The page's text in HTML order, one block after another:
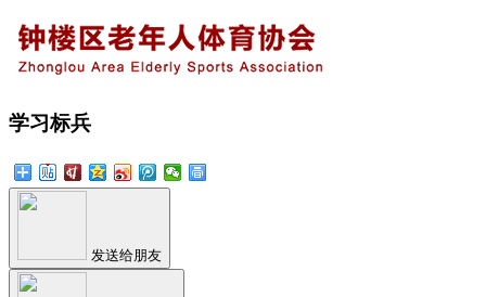
学习标兵
发送给朋友